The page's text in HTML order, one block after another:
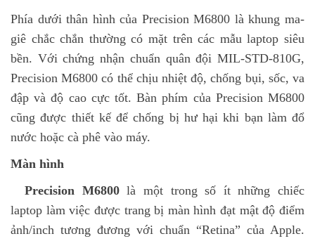
Phía dưới thân hình của Precision M6800 là khung ma-
giê chắc chắn thường có mặt trên các mẫu laptop siêu
bền. Với chứng nhận chuẩn quân đội MIL-STD-810G,
Precision M6800 có thể chịu nhiệt độ, chống bụi, sốc, va
đập và độ cao cực tốt. Bàn phím của Precision M6800
cũng được thiết kế để chống bị hư hại khi bạn làm đổ
nước hoặc cà phê vào máy.
Màn hình
Precision M6800là một trong số ít những chiếc
laptop làm việc được trang bị màn hình đạt mật độ điểm
ảnh/inch tương đương với chuẩn “Retina” của Apple.